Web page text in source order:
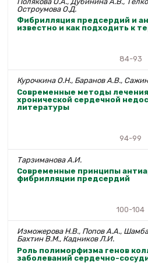
Остроумова О.Д.
Фибрилляция предсердий и
известно и как подходить к
84-93
Курочкина О.Н., Баранов А.В.,
Современные методы
хронической сердечной
литературы
94-99
Тарзиманова А.И.
Современные принципы
фибрилляции предсердий
100-104
Изможерова Н.В., Попов А.А.,
Бахтин В.М., Кадников Л.И.
Роль полиморфизма генов
заболеваний сердечно-